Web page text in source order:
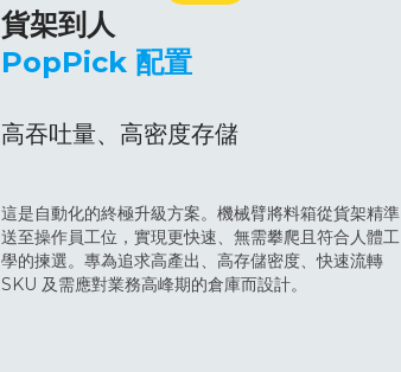
貨架到人
PopPick 配置
高吞吐量、高密度存儲
這是自動化的終極升級方案。機械臂將料箱從貨架精準
送至操作員工位，實現更快速、無需攀爬且符合人體工
學的揀選。專為追求高產出、高存儲密度、快速流轉
SKU 及需應對業務高峰期的倉庫而設計。